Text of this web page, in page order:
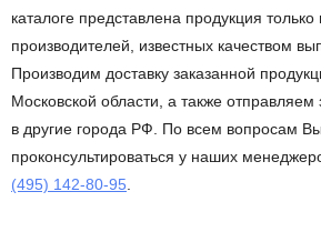
каталоге представлена продукция
производителей, известных качеством
Производим доставку заказанной
Московской области, а также отправляем
в другие города РФ. По всем вопросам
проконсультироваться у наших
(495) 142-80-95